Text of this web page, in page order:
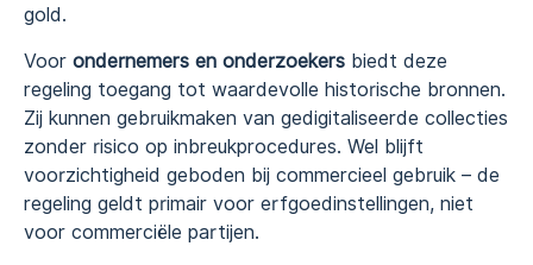
gold.
Voor ondernemers en onderzoekers biedt deze
regeling toegang tot waardevolle historische bronnen.
Zij kunnen gebruikmaken van gedigitaliseerde collecties
zonder risico op inbreukprocedures. Wel blijft
voorzichtigheid geboden bij commercieel gebruik – de
regeling geldt primair voor erfgoedinstellingen, niet
voor commerciële partijen.